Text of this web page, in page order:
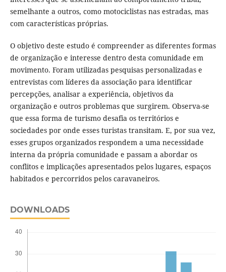
semelhante a outros, como motociclistas nas estradas, mas
com características próprias.
O objetivo deste estudo é compreender as diferentes formas
de organização e interesse dentro desta comunidade em
movimento. Foram utilizadas pesquisas personalizadas e
entrevistas com líderes da associação para identificar
percepções, analisar a experiência, objetivos da
organização e outros problemas que surgirem. Observa-se
que essa forma de turismo desafia os territórios e
sociedades por onde esses turistas transitam. E, por sua vez,
esses grupos organizados respondem a uma necessidade
interna da própria comunidade e passam a abordar os
conflitos e implicações apresentados pelos lugares, espaços
habitados e percorridos pelos caravaneiros.
DOWNLOADS